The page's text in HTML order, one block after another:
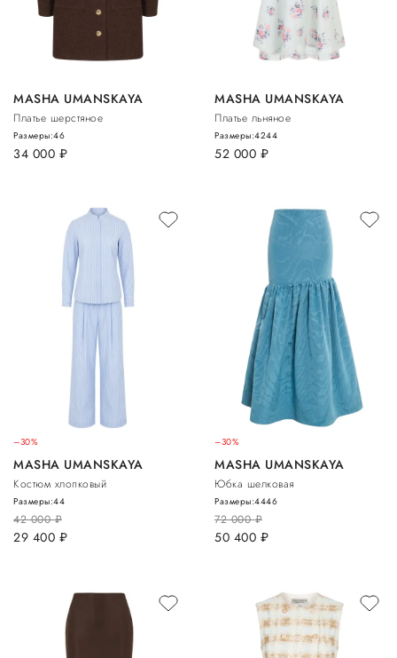
MASHA UMANSKAYA
Платье шерстяное
34 000 руб.
Размеры:46
MASHA UMANSKAYA
Платье льняное
52 000 руб.
Размеры:4244
–30%
MASHA UMANSKAYA
Костюм хлопковый
42 000руб.
29 400 руб.
Размеры:44
–30%
MASHA UMANSKAYA
Юбка шелковая
72 000руб.
50 400 руб.
Размеры:4446